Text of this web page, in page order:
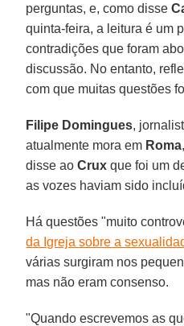
perguntas, e, como disse
quinta-feira, a leitura é um
contradições que foram
discussão. No entanto,
com que muitas questões
Filipe Domingues,
atualmente mora em Roma
disse aoCrux que foi um
as vozes haviam sido
Há questões "muito
da Igreja sobre a
várias surgiram nos
mas não eram consenso.
"Quando escrevemos as